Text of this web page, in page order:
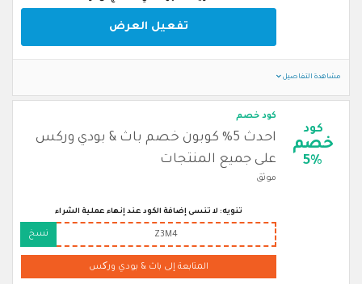
تفعيل العرض
مشاهدة التفاصيل
كود
خصم
5%
كود خصم
احدث 5% كوبون خصم باث & بودي وركس
على جميع المنتجات
موثق
تنويه: لا تنسى إضافة الكود عند إنهاء عملية الشراء
Z3M4 نسخ
المتابعة إلى باث & بودي ورکس